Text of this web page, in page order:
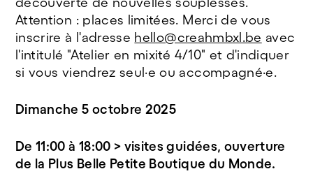
Attention : places limitées. Merci de vous
inscrire à l'adresse hello@creahmbxl.be avec
l'intitulé "Atelier en mixité 4/10" et d'indiquer
si vous viendrez seul·e ou accompagné·e.
Dimanche 5 octobre 2025
De 11:00 à 18:00 > visites guidées, ouverture
de la Plus Belle Petite Boutique du Monde.